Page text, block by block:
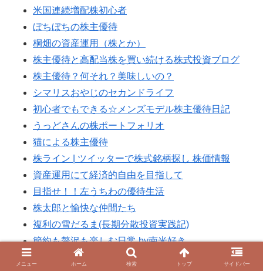
米国連続増配株初心者
ぼちぼちの株主優待
桐畑の資産運用（株とか）
株主優待と高配当株を買い続ける株式投資ブログ
株主優待？何それ？美味しいの？
シマリスおやじのセカンドライフ
初心者でもできる☆メンズモデル株主優待日記
うっどさんの株ポートフォリオ
猫による株主優待
株ライン | ツイッターで株式銘柄探し 株価情報
資産運用にて経済的自由を目指して
目指せ！！左うちわの優待生活
株太郎と愉快な仲間たち
複利の雪だるま(長期分散投資実践記)
節約も贅沢も楽しむ日常 by南米好き
マーのIPOでまったりほぼ日記
メニュー ホーム 検索 トップ サイドバー